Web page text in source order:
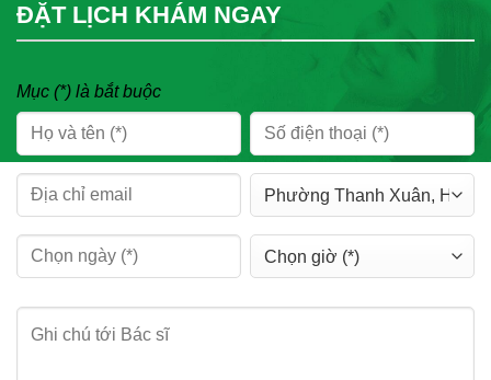
ĐẶT LỊCH KHÁM NGAY
Mục (*) là bắt buộc